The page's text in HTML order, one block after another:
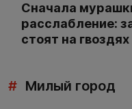
Сначала
расслабление:
стоят на гвоздях
# Милый город